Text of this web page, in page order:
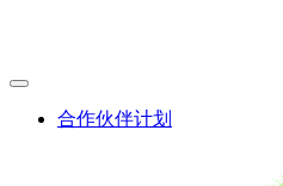
合作伙伴计划